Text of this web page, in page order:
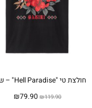
חולצת טי "Hell Paradise" – שחור
₪119.90
המחיר₪79.90 המחיר